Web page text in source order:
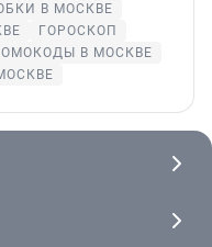
В МОСКВЕ
ГОРОСКОП
В МОСКВЕ